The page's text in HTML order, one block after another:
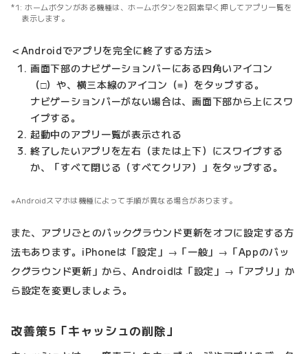
ホームボタンがある機種は、ホームボタンを2回素早く押してアプリ一覧を
表示します。
＜Androidでアプリを完全に終了する方法＞
画面下部のナビゲーションバーにある四角いアイコン
（□）や、横三本線のアイコン（≡）をタップする。
ナビゲーションバーがない場合は、画面下部から上にスワ
イプする。
起動中のアプリ一覧が表示される
終了したいアプリを左右（または上下）にスワイプする
か、「すべて閉じる（すべてクリア）」をタップする。
Androidスマホは機種によって手順が異なる場合があります。
また、アプリごとのバックグラウンド更新をオフに設定する方
法もあります。iPhoneは「設定」→「一般」→「Appのバッ
クグラウンド更新」から、Androidは「設定」→「アプリ」か
ら設定を変更しましょう。
改善策5「キャッシュの削除」